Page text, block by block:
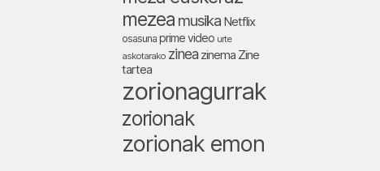
mezea musika Netflix
osasuna prime video urte
askotarako zinea zinema Zine
tartea
zorionagurrak
zorionak
zorionak emon